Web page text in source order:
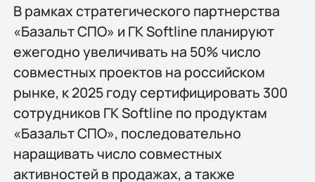
В рамках стратегического партнерства
«Базальт СПО» и ГК Softline планируют
ежегодно увеличивать на 50% число
совместных проектов на российском
рынке, к 2025 году сертифицировать 300
сотрудников ГК Softline по продуктам
«Базальт СПО», последовательно
наращивать число совместных
активностей в продажах, а также